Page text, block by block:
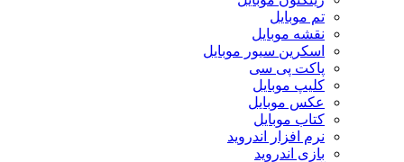
تم موبایل
نقشه موبایل
اسکرین سیور موبایل
پاکت پی سی
کلیپ موبایل
عکس موبایل
کتاب موبایل
نرم افزار اندروید
بازی اندروید